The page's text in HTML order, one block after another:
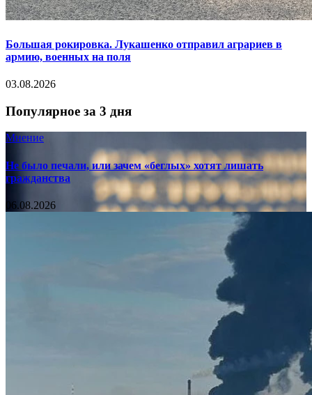
Большая рокировка. Лукашенко отправил аграриев в
армию, военных на поля
03.08.2026
Популярное за 3 дня
Мнение
Не было печали, или зачем «беглых» хотят лишать
гражданства
06.08.2026